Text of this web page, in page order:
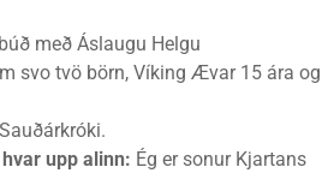
með Áslaugu Helgu
svo tvö börn, Víking Ævar 15 ára og
upp alinn: Ég er sonur Kjartans